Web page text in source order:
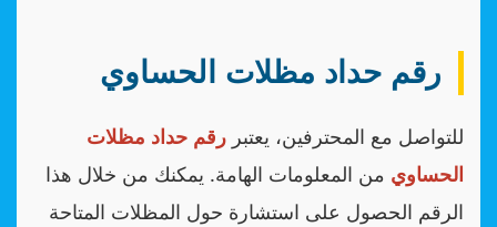
رقم حداد مظلات الحساوي
للتواصل مع المحترفين، يعتبر رقم حداد مظلات
الحساوي من المعلومات الهامة. يمكنك من خلال هذا
الرقم الحصول على استشارة حول المظلات المتاحة